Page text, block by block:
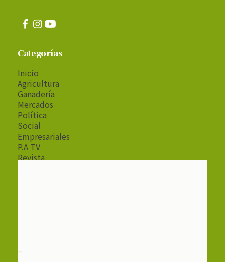
Categorías
Inicio
Agricultura
Ganadería
Mercados
Política
Social
Empresariales
P.A TV
Revista